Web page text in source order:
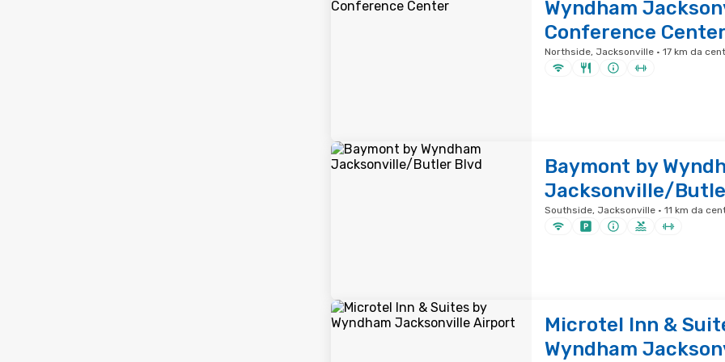
Wyndham
Conference
Northside, Jacksonville · 17 km da
Baymont by
Jacksonville/
Southside, Jacksonville · 11 km da
Microtel Inn &
Wyndham